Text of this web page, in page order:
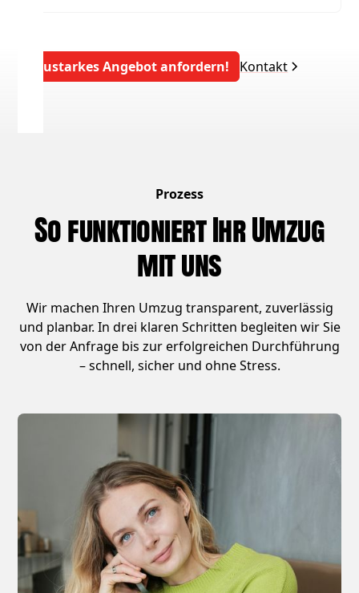
Saustarkes Angebot anfordern! Kontakt
Prozess
So funktioniert Ihr Umzug
mit uns
Wir machen Ihren Umzug transparent, zuverlässig
und planbar. In drei klaren Schritten begleiten wir Sie
von der Anfrage bis zur erfolgreichen Durchführung
– schnell, sicher und ohne Stress.